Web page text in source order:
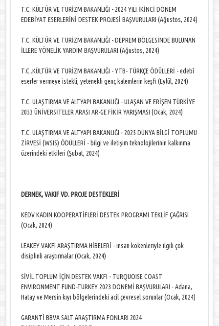
T.C. KÜLTÜR VE TURİZM BAKANLIĞI - 2024 YILI İKİNCİ DÖNEM
EDEBİYAT ESERLERİNİ DESTEK PROJESİ BAŞVURULARI (Ağustos, 2024)
T.C. KÜLTÜR VE TURİZM BAKANLIĞI - DEPREM BÖLGESİNDE BULUNAN
İLLERE YÖNELİK YARDIM BAŞVURULARI (Ağustos, 2024)
T.C..KÜLTÜR VE TURİZM BAKANLIĞI - YTB- TÜRKÇE ÖDÜLLERİ - edebî
eserler vermeye istekli, yetenekli genç kalemlerin keşfi (Eylül, 2024)
T.C. ULAŞTIRMA VE ALTYAPI BAKANLIĞI - ULAŞAN VE ERİŞEN TÜRKİYE
2053 ÜNİVERSİTELER ARASI AR-GE FİKİR YARIŞMASI (Ocak, 2024)
T.C. ULAŞTIRMA VE ALTYAPI BAKANLIĞI - 2025 DÜNYA BİLGİ TOPLUMU
ZİRVESİ (WSIS) ÖDÜLLERİ - bilgi ve iletişim teknolojilerinin kalkınma
üzerindeki etkileri (Şubat, 2024)
DERNEK, VAKIF VD. PROJE DESTEKLERİ
KEDV KADIN KOOPERATİFLERİ DESTEK PROGRAMI TEKLİF ÇAĞRISI
(Ocak, 2024)
LEAKEY VAKFI ARAŞTIRMA HİBELERİ - insan kökenleriyle ilgili çok
disiplinli araştırmalar (Ocak, 2024)
SİVİL TOPLUM İÇİN DESTEK VAKFI - TURQUOISE COAST
ENVIRONMENT FUND-TURKEY 2023 DÖNEMİ BAŞVURULARI - Adana,
Hatay ve Mersin kıyı bölgelerindeki acil çevresel sorunlar (Ocak, 2024)
GARANTİ BBVA SALT ARAŞTIRMA FONLARI 2024